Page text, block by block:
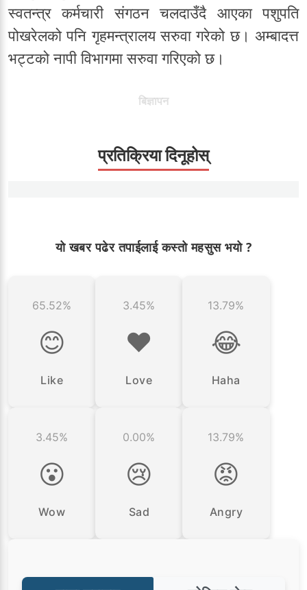
स्वतन्त्र कर्मचारी संगठन चलदाउँदै आएका पशुपति
पोखरेलको पनि गृहमन्त्रालय सरुवा गरेको छ। अम्बादत्त
भट्टको नापी विभागमा सरुवा गरिएको छ।
बिज्ञापन
प्रतिक्रिया दिनूहोस्
यो खबर पढेर तपाईलाई कस्तो महसुस भयो ?
65.52%
😊
Like
3.45%
❤️
Love
13.79%
😂
Haha
3.45%
😮
Wow
0.00%
😢
Sad
13.79%
😡
Angry